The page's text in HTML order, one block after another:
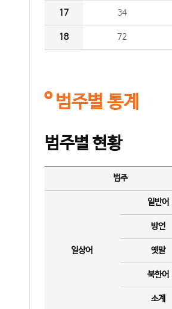
17 34
18 72
범주별 통계
범주별 현황
범주
일상어
일반어
방언
옛말
북한어
소계